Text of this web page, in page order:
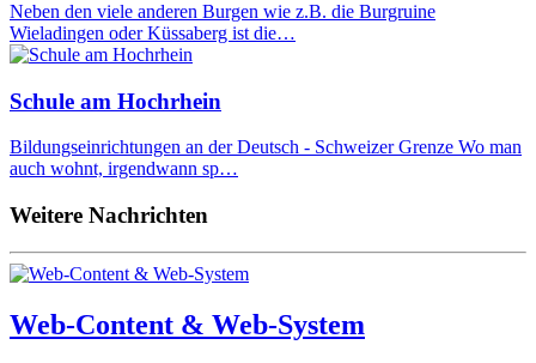
Neben den viele anderen Burgen wie z.B. die Burgruine
Wieladingen oder Küssaberg ist die…
Schule am Hochrhein
Bildungseinrichtungen an der Deutsch - Schweizer Grenze Wo man
auch wohnt, irgendwann sp…
Weitere Nachrichten
Web-Content & Web-System